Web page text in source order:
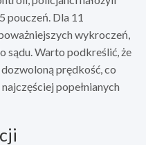
pouczeń. Dla 11
wykroczeń,
sądu. Warto podkreślić, że
prędkość, co
popełnianych